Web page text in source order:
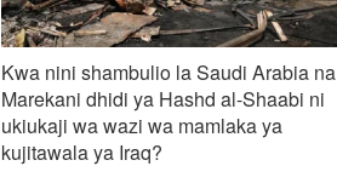
Kwa nini shambulio la Saudi Arabia na
Marekani dhidi ya Hashd al-Shaabi ni
ukiukaji wa wazi wa mamlaka ya
kujitawala ya Iraq?